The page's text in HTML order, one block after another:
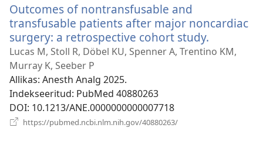
Outcomes of nontransfusable and
transfusable patients after major noncardiac
surgery: a retrospective cohort study.
uue
Lucas M, Stoll R, Döbel KU, Spenner A, Trentino KM,
Murray K, Seeber P
Allikas‎: Anesth Analg 2025.
Indekseeritud‎: PubMed 40880263
DOI‎: 10.1213/ANE.0000000000007718
https://pubmed.ncbi.nlm.nih.gov/40880263/